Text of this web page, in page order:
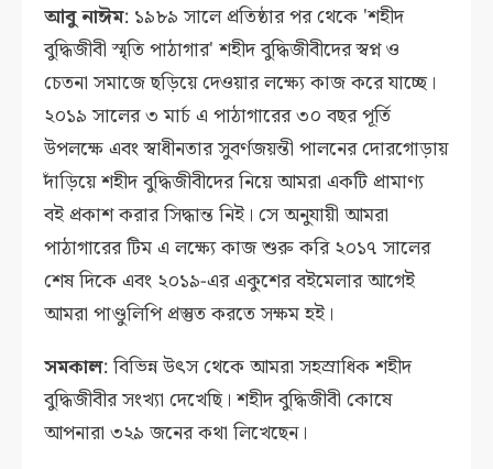
আবু নাঈম: ১৯৮৯ সালে প্রতিষ্ঠার পর থেকে 'শহীদ
বুদ্ধিজীবী স্মৃতি পাঠাগার' শহীদ বুদ্ধিজীবীদের স্বপ্ন ও
চেতনা সমাজে ছড়িয়ে দেওয়ার লক্ষ্যে কাজ করে যাচ্ছে।
২০১৯ সালের ৩ মার্চ এ পাঠাগারের ৩০ বছর পূর্তি
উপলক্ষে এবং স্বাধীনতার সুবর্ণজয়ন্তী পালনের দোরগোড়ায়
দাঁড়িয়ে শহীদ বুদ্ধিজীবীদের নিয়ে আমরা একটি প্রামাণ্য
বই প্রকাশ করার সিদ্ধান্ত নিই। সে অনুযায়ী আমরা
পাঠাগারের টিম এ লক্ষ্যে কাজ শুরু করি ২০১৭ সালের
শেষ দিকে এবং ২০১৯-এর একুশের বইমেলার আগেই
আমরা পাণ্ডুলিপি প্রস্তুত করতে সক্ষম হই।
সমকাল: বিভিন্ন উৎস থেকে আমরা সহস্রাধিক শহীদ
বুদ্ধিজীবীর সংখ্যা দেখেছি। শহীদ বুদ্ধিজীবী কোষে
আপনারা ৩২৯ জনের কথা লিখেছেন।